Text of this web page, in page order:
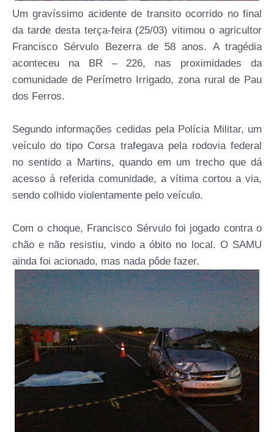
Um gravíssimo acidente de transito ocorrido no final
da tarde desta terça-feira (25/03) vitimou o agricultor
Francisco Sérvulo Bezerra de 58 anos. A tragédia
aconteceu na BR – 226, nas proximidades da
comunidade de Perímetro Irrigado, zona rural de Pau
dos Ferros.
Segundo informações cedidas pela Polícia Militar, um
veículo do tipo Corsa trafegava pela rodovia federal
no sentido a Martins, quando em um trecho que dá
acesso á referida comunidade, a vítima cortou a via,
sendo colhido violentamente pelo veículo.
Com o choque, Francisco Sérvulo foi jogado contra o
chão e não resistiu, vindo a óbito no local. O SAMU
ainda foi acionado, mas nada pôde fazer.